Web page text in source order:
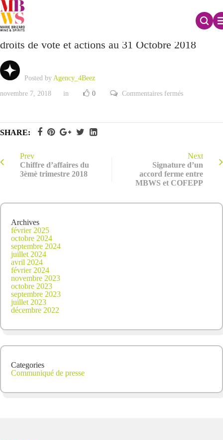
Déclaration mensuelle relative au nombre total de
droits de vote et actions au 31 Octobre 2018
Posted by Agency_4Beez
novembre 7, 2018 in 0 Commentaires ferméssur
de
vote
et
actions
au
2018
SHARE:
Prev
Chiffre d’affaires du
3èmè trimestre 2018
Next
Signature d’un
accord ferme entre
MBWS et COFEPP
Archives
février 2025
octobre 2024
septembre 2024
juillet 2024
avril 2024
février 2024
novembre 2023
octobre 2023
septembre 2023
juillet 2023
décembre 2022
Categories
Communiqué de presse